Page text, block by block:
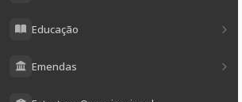
Educação
Emendas